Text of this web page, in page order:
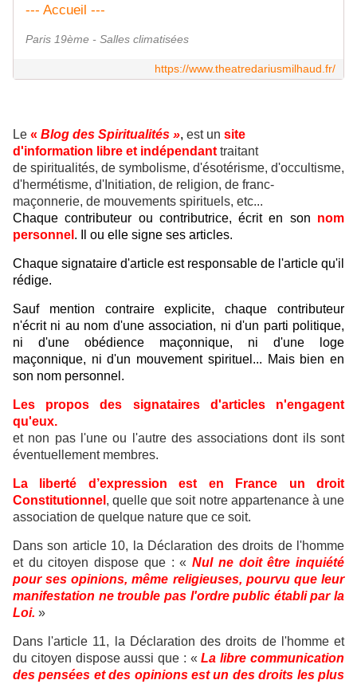
--- Accueil ---
Paris 19ème - Salles climatisées
https://www.theatredariusmilhaud.fr/
Le « Blog des Spiritualités », est un site
d'information libre et indépendant traitant
de spiritualités, de symbolisme, d'ésotérisme, d'occultisme,
d'hermétisme, d'Initiation, de religion, de franc-
maçonnerie, de mouvements spirituels, etc...
Chaque contributeur ou contributrice, écrit en son nom
personnel . Il ou elle signe ses articles.
Chaque signataire d'article est responsable de l'article qu'il
rédige.
Sauf mention contraire explicite, chaque contributeur
n'écrit ni au nom d'une association, ni d'un parti politique,
ni d'une obédience maçonnique, ni d'une loge
maçonnique, ni d'un mouvement spirituel... Mais bien en
son nom personnel.
Les propos des signataires d'articles n'engagent
qu'eux.
et non pas l'une ou l'autre des associations dont ils sont
éventuellement membres.
La liberté d’expression est en France un droit
Constitutionnel , quelle que soit notre appartenance à une
association de quelque nature que ce soit.
Dans son article 10, la Déclaration des droits de l'homme
et du citoyen dispose que : «Nul ne doit être inquiété
pour ses opinions, même religieuses, pourvu que leur
manifestation ne trouble pas l'ordre public établi par la
Loi. »
Dans l'article 11, la Déclaration des droits de l'homme et
du citoyen dispose aussi que : «La libre communication
des pensées et des opinions est un des droits les plus